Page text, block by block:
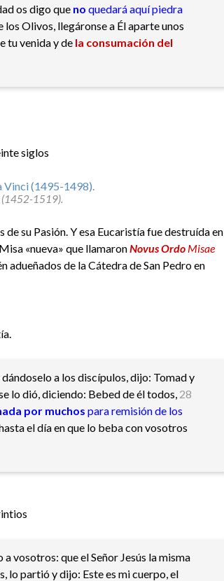
os digo que no quedará aquí piedra
los Olivos, llegáronse a Él aparte unos
tu venida y de la consumación del
siglos
(1452-1519).
su Pasión. Y esa Eucaristía fue destruída en
«nueva» que llamaronNovus Ordo Misae
adueñados de la Cátedra de San Pedro en
a los discípulos, dijo: Tomad y
lo dió, diciendo: Bebed de él todos, 28
por muchos para remisión de los
el día en que lo beba con vosotros
vosotros: que el Señor Jesús la misma
lo partió y dijo: Este es mi cuerpo, el